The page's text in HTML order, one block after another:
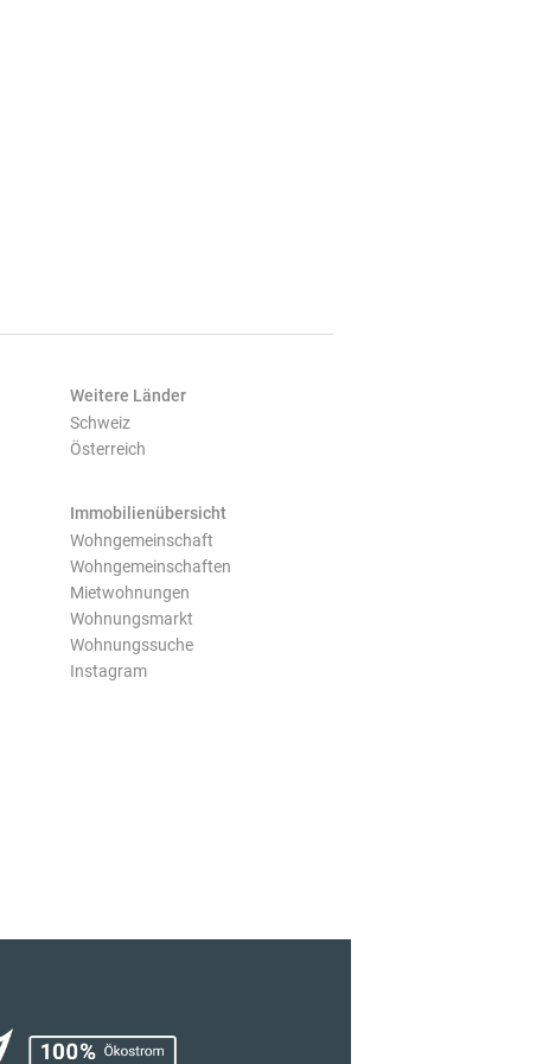
Weitere Länder
Schweiz
Österreich
Immobilienübersicht
Wohngemeinschaft
Wohngemeinschaften
Mietwohnungen
Wohnungsmarkt
Wohnungssuche
Instagram